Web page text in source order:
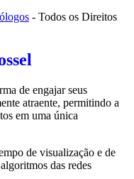
- Todos os Direitos
de engajar seus
atraente, permitindo a
em uma única
de visualização e de
das redes